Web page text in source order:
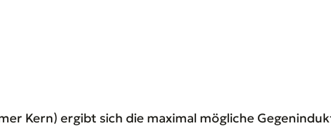
Kern) ergibt sich die maximal mögliche